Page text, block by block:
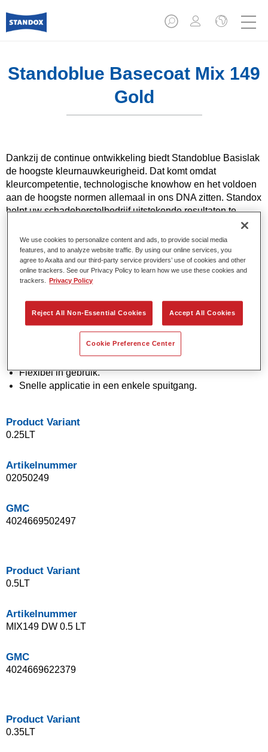
Standoblue Basecoat Mix 149
Gold
Dankzij de continue ontwikkeling biedt Standoblue Basislak
de hoogste kleurnauwkeurigheid. Dat komt omdat
kleurcompetentie, technologische knowhow en het voldoen
aan de hoogste normen allemaal in ons DNA zitten. Standox
helpt uw ​​schadeherstelbedrijf uitstekende resultaten te
bereiken, zowel voor dagelijkse herstellingen als voor de
meest uitdagende specialistische.
Product- eigenschappen
Effen en effectkleuren met behulp van de nieuwste
Uitstekende vlekcontrole.
Uitstekende vloei-eigenschappen.
Goede eigenschappen voor vloeiende overgangen en
onzichtbare herstellingen.
Flexibel in gebruik.
Snelle applicatie in een enkele spuitgang.
Product Variant
0.25LT
Artikelnummer
02050249
GMC
4024669502497
Product Variant
0.5LT
Artikelnummer
MIX149 DW 0.5 LT
GMC
4024669622379
Product Variant
0.35LT
We use cookies to personalize content and ads, to provide social media
features, and to analyze website traffic. By using our online services, you
agree to Axalta and our third-party service providers’ use of cookies and other
online trackers. See our Privacy Policy to learn how we use these cookies and
trackers.
Privacy Policy
Reject All Non-Essential Cookies Accept All Cookies
Cookie Preference Center